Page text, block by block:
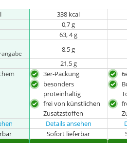
338 kcal
0,7 g
63, 4 g
8,5 g
21,5 g
3er-Packung
besonders
proteinhaltig
frei von künstlichen
Zusatzstoffen
Details ansehen
Sofort lieferbar